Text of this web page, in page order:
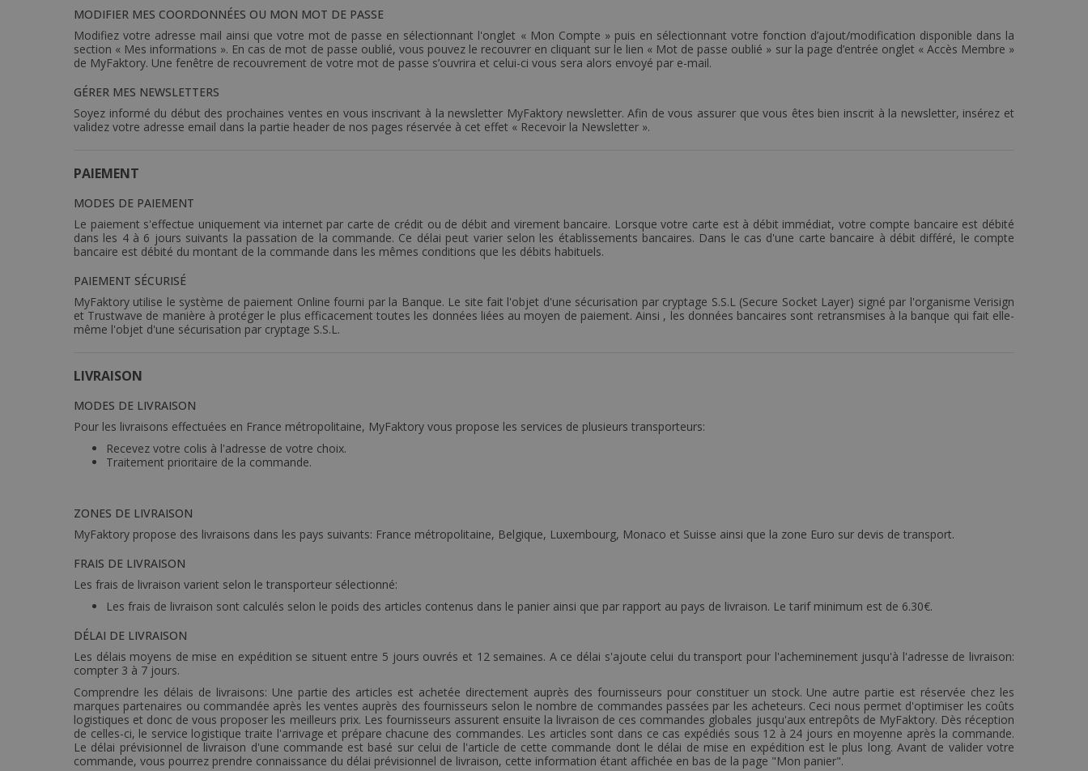
MODIFIER MES COORDONNÉES OU MON MOT DE PASSE
Modifiez votre adresse mail ainsi que votre mot de passe en sélectionnant l'onglet « Mon Compte » puis en sélectionnant votre fonction d’ajout/modification disponible dans la
section « Mes informations ». En cas de mot de passe oublié, vous pouvez le recouvrer en cliquant sur le lien « Mot de passe oublié » sur la page d’entrée onglet « Accès Membre »
de MyFaktory. Une fenêtre de recouvrement de votre mot de passe s’ouvrira et celui-ci vous sera alors envoyé par e-mail.
GÉRER MES NEWSLETTERS
Soyez informé du début des prochaines ventes en vous inscrivant à la newsletter MyFaktory newsletter. Afin de vous assurer que vous êtes bien inscrit à la newsletter, insérez et
validez votre adresse email dans la partie header de nos pages réservée à cet effet « Recevoir la Newsletter ».
PAIEMENT
MODES DE PAIEMENT
Le paiement s'effectue uniquement via internet par carte de crédit ou de débit and virement bancaire. Lorsque votre carte est à débit immédiat, votre compte bancaire est débité
dans les 4 à 6 jours suivants la passation de la commande. Ce délai peut varier selon les établissements bancaires. Dans le cas d'une carte bancaire à débit différé, le compte
bancaire est débité du montant de la commande dans les mêmes conditions que les débits habituels.
PAIEMENT SÉCURISÉ
MyFaktory utilise le système de paiement Online fourni par la Banque. Le site fait l'objet d'une sécurisation par cryptage S.S.L (Secure Socket Layer) signé par l'organisme Verisign
et Trustwave de manière à protéger le plus efficacement toutes les données liées au moyen de paiement. Ainsi , les données bancaires sont retransmises à la banque qui fait elle-
même l'objet d'une sécurisation par cryptage S.S.L.
LIVRAISON
MODES DE LIVRAISON
Pour les livraisons effectuées en France métropolitaine, MyFaktory vous propose les services de plusieurs transporteurs:
Recevez votre colis à l'adresse de votre choix.
Traitement prioritaire de la commande.
ZONES DE LIVRAISON
MyFaktory propose des livraisons dans les pays suivants: France métropolitaine, Belgique, Luxembourg, Monaco et Suisse ainsi que la zone Euro sur devis de transport.
FRAIS DE LIVRAISON
Les frais de livraison varient selon le transporteur sélectionné:
Les frais de livraison sont calculés selon le poids des articles contenus dans le panier ainsi que par rapport au pays de livraison. Le tarif minimum est de 6.30€.
DÉLAI DE LIVRAISON
Les délais moyens de mise en expédition se situent entre 5 jours ouvrés et 12 semaines. A ce délai s'ajoute celui du transport pour l'acheminement jusqu'à l'adresse de livraison:
compter 3 à 7 jours.
Comprendre les délais de livraisons: Une partie des articles est achetée directement auprès des fournisseurs pour constituer un stock. Une autre partie est réservée chez les
marques partenaires ou commandée après les ventes auprès des fournisseurs selon le nombre de commandes passées par les acheteurs. Ceci nous permet d'optimiser les coûts
logistiques et donc de vous proposer les meilleurs prix. Les fournisseurs assurent ensuite la livraison de ces commandes globales jusqu'aux entrepôts de MyFaktory. Dès réception
de celles-ci, le service logistique traite l'arrivage et prépare chacune des commandes. Les articles sont dans ce cas expédiés sous 12 à 24 jours en moyenne après la commande.
Le délai prévisionnel de livraison d'une commande est basé sur celui de l'article de cette commande dont le délai de mise en expédition est le plus long. Avant de valider votre
commande, vous pourrez prendre connaissance du délai prévisionnel de livraison, cette information étant affichée en bas de la page "Mon panier".